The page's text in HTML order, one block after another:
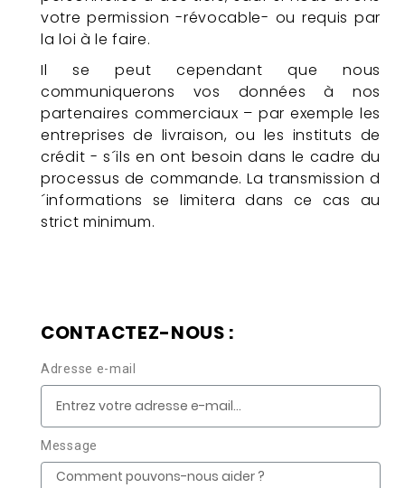
votre permission -révocable- ou requis par
la loi à le faire.
Il se peut cependant que nous
communiquerons vos données à nos
partenaires commerciaux – par exemple les
entreprises de livraison, ou les instituts de
crédit - s´ils en ont besoin dans le cadre du
processus de commande. La transmission d
´informations se limitera dans ce cas au
strict minimum.
CONTACTEZ-NOUS :
Adresse e-mail
Message